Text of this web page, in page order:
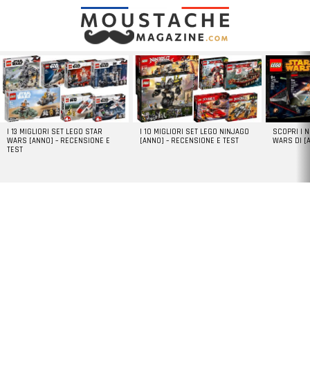
LATEST
STORIES
I 13 MIGLIORI SET LEGO STAR
WARS [ANNO] – RECENSIONE E
TEST
I 10 MIGLIORI SET LEGO NINJAGO
[ANNO] – RECENSIONE E TEST
SCOPRI I
WARS DI